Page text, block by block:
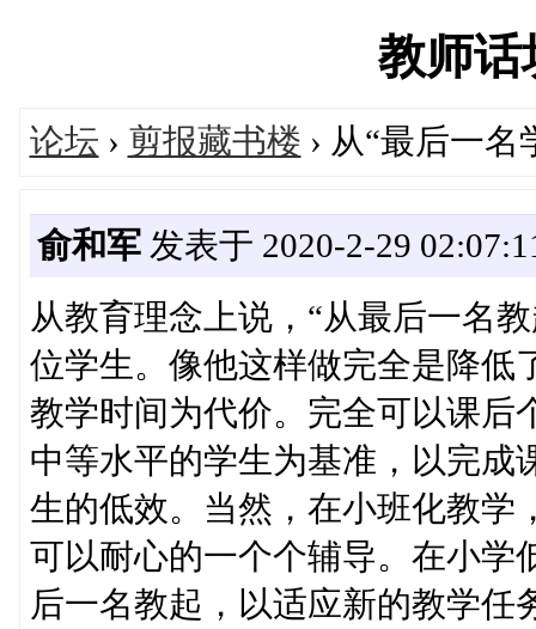
教师话
论坛 › 剪报藏书楼 › 从“最后一
俞和军发表于 2020-2-29
从教育理念上说，“从最后一名
位学生。像他这样做完全是降低
教学时间为代价。完全可以课后
中等水平的学生为基准，以完成
生的低效。当然，在小班化教学
可以耐心的一个个辅导。在小学
后一名教起，以适应新的教学任